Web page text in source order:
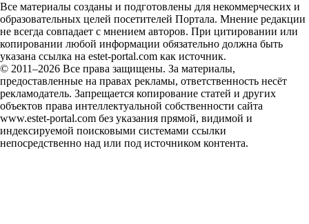
Все материалы созданы и подготовлены для некоммерческих и
образовательных целей посетителей Портала. Мнение редакции
не всегда совпадает с мнением авторов. При цитировании или
копировании любой информации обязательно должна быть
указана ссылка на estet-portal.com как источник.
© 2011–2026 Все права защищены. За материалы,
предоставленные на правах рекламы, ответственность несёт
рекламодатель. Запрещается копирование статей и других
объектов права интеллектуальной собственности сайта
www.estet-portal.com без указания прямой, видимой и
индексируемой поисковыми системами ссылки
непосредственно над или под источником контента.